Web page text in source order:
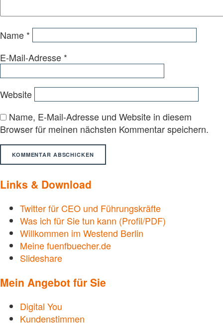
Name *
E-Mail-Adresse *
Website
Name, E-Mail-Adresse und Website in diesem
Browser für meinen nächsten Kommentar speichern.
Links & Download
Twitter für CEO und Führungskräfte
Was ich für Sie tun kann (Profil/PDF)
Willkommen im Westend Berlin
Meine fuenfbuecher.de
Slideshare
Mein Angebot für Sie
Digital You
Kundenstimmen